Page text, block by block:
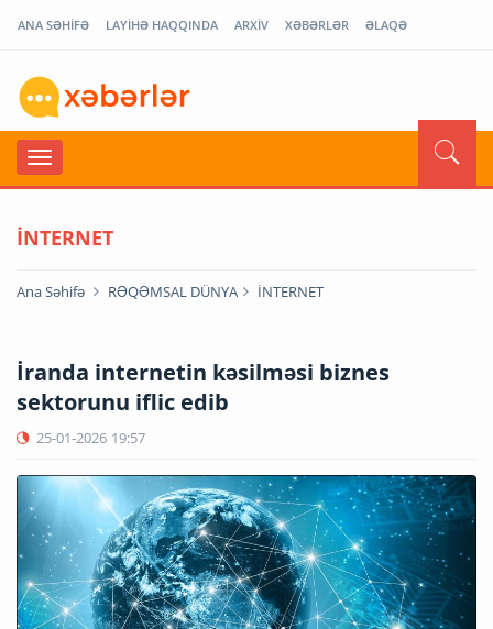
ANA SƏHİFƏ LAYİHƏ HAQQINDA ARXİV XƏBƏRLƏR ƏLAQƏ
İNTERNET
Ana Səhifə RƏQƏMSAL DÜNYA İNTERNET
İranda internetin kəsilməsi biznes
sektorunu iflic edib
25-01-2026 19:57